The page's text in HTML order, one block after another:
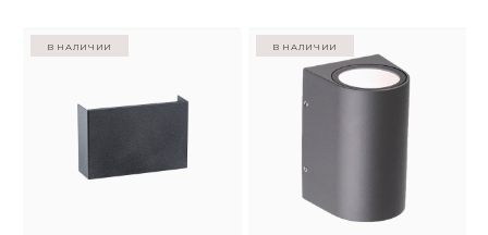
в наличии в наличии